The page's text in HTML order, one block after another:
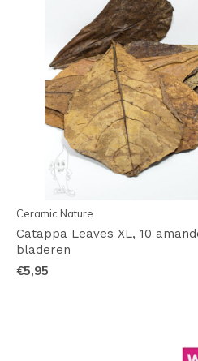
Ceramic Nature
Catappa Leaves XL, 10
bladeren
€5,95